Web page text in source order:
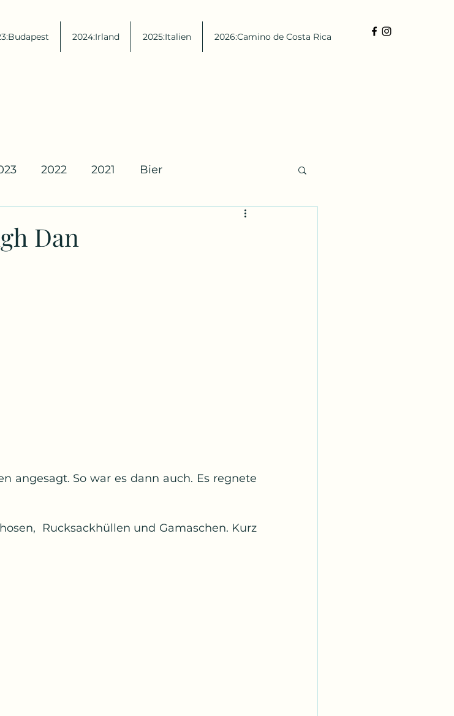
2024:Irland 2025:Italien 2026:Camino de Costa Rica
2022 2021 Bier
Dan
angesagt. So war es dann auch. Es regnete
Rucksackhüllen und Gamaschen. Kurz